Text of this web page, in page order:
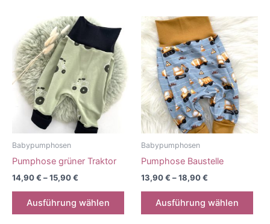
Varianten
Die
Optionen
können
Produktseite
gewählt
werden
auf.
Die
Babypumphosen
Pumphose grüner Traktor
14,90€ –15,90€
Ausführung wählen
Dieses
Babypumphosen
Pumphose Baustelle
13,90€ –18,90€
Ausführung wählen